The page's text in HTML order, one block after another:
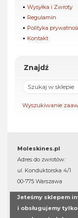
Wysyłka i Zwroty
Regulamin
Polityka
Kontakt
Znajdź
Wyszukiwanie
Moleskines.pl
Adres do zwrotów:
ul. Konduktorska 4/1
00-775 Warszawa
Jeteśmy sklepem
i obsługujemy